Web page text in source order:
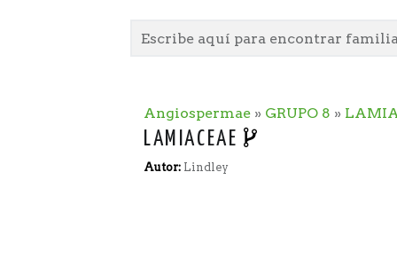
Angiospermae » GRUPO 8 »
LAMIACEAE
Autor: Lindley